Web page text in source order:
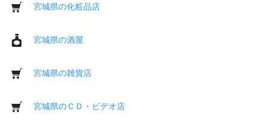
宮城県の化粧品店
宮城県の酒屋
宮城県の雑貨店
宮城県のＣＤ・ビデオ店